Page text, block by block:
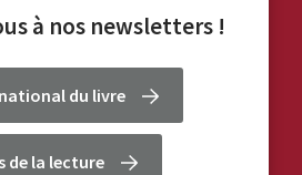
à nos newsletters!
du livre
de la lecture